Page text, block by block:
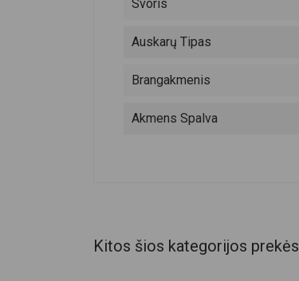
Svoris
Auskarų Tipas
Brangakmenis
Akmens Spalva
Kitos šios kategorijos prekės